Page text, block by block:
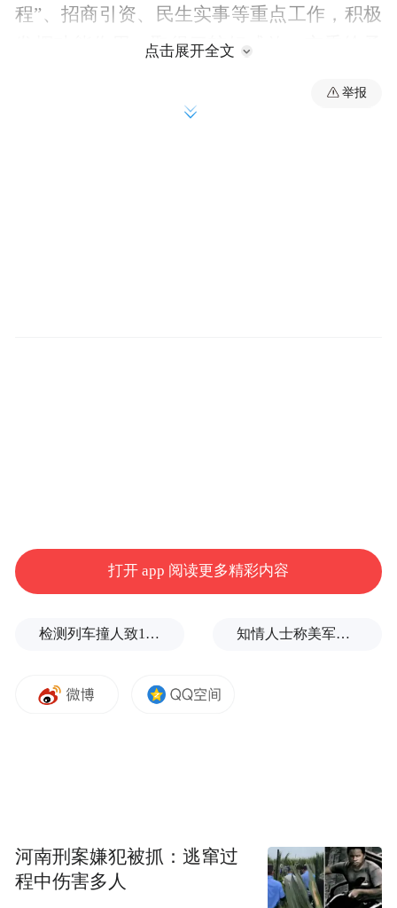
程”、招商引资、民生实事等重点工作，积极
发挥功能作用，取得了较好成效，市委给予
做好下一步工作，一要坚定信心、抢抓机
业，推动各类资产资金资源高效发挥作用，
不断提升核心竞争力和可持续发展能力。要
加大以投促引力度，统筹整合资源，吸引更
开发建设，紧盯国家政策走向，充分发挥融
三要坚持党的领导、加强党的建设，打造高
点击展开全文
举报
打开 app 阅读更多精彩内容
检测列车撞人致11死2伤，施工业务外包单位被罚1.5万元 知情人士称美军高层正寻求对伊战事“退出路径”
河南刑案嫌犯被抓：逃窜过
程中伤害多人